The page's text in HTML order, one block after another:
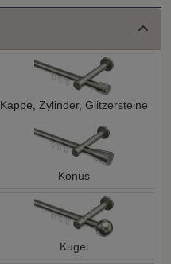
Kappe, Zylinder, Glitzersteine
Konus
Kugel